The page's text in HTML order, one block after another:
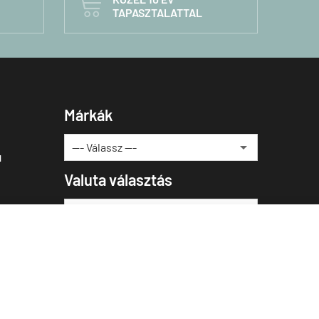

TAPASZTALATTAL
Márkák
Valuta választás